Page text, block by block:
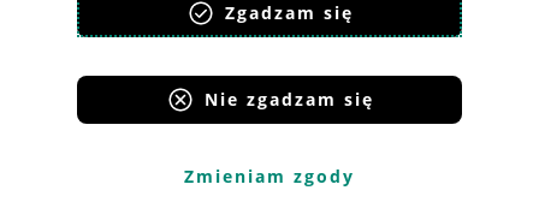
Zgadzam się
Nie zgadzam się
Zmieniam zgody
Korzystanie z serwisu oznacza akceptacjęregulaminu